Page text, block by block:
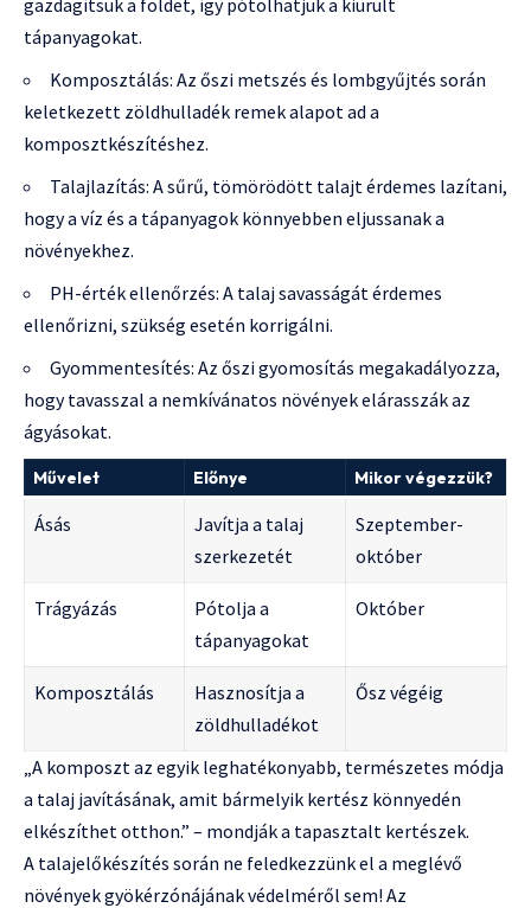
tápanyagokat.
Komposztálás: Az őszi metszés és lombgyűjtés során
keletkezett zöldhulladék remek alapot ad a
komposztkészítéshez.
Talajlazítás: A sűrű, tömörödött talajt érdemes lazítani,
hogy a víz és a tápanyagok könnyebben eljussanak a
növényekhez.
PH-érték ellenőrzés: A talaj savasságát érdemes
ellenőrizni, szükség esetén korrigálni.
Gyommentesítés: Az őszi gyomosítás megakadályozza,
hogy tavasszal a nemkívánatos növények elárasszák az
ágyásokat.
Művelet Előnye Mikor végezzük?
Ásás
Javítja a talaj
szerkezetét
Szeptember-
október
Trágyázás
Pótolja a
tápanyagokat
Október
Komposztálás
Hasznosítja a
zöldhulladékot
Ősz végéig
„A komposzt az egyik leghatékonyabb, természetes módja
a talaj javításának, amit bármelyik kertész könnyedén
elkészíthet otthon.” – mondják a tapasztalt kertészek.
A talajelőkészítés során ne feledkezzünk el a meglévő
növények gyökérzónájának védelméről sem! Az